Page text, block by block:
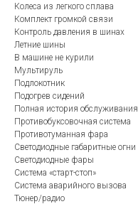
Колеса из легкого сплава
Комплект громкой связи
Контроль давления в шинах
Летние шины
В машине не курили
Мультируль
Подлокотник
Подогрев сидений
Полная история обслуживания
Противобуксовочная система
Противотуманная фара
Светодиодные габаритные огни
Светодиодные фары
Система «старт-стоп»
Система аварийного вызова
Тюнер/радио